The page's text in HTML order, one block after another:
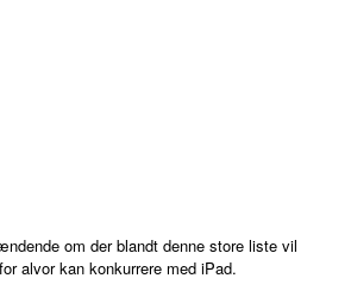
om der blandt denne store liste vil
alvor kan konkurrere med iPad.